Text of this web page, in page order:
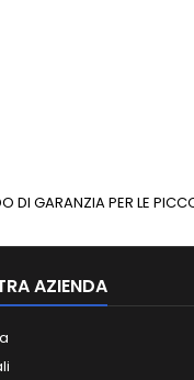
DI GARANZIA PER LE
AZIENDA